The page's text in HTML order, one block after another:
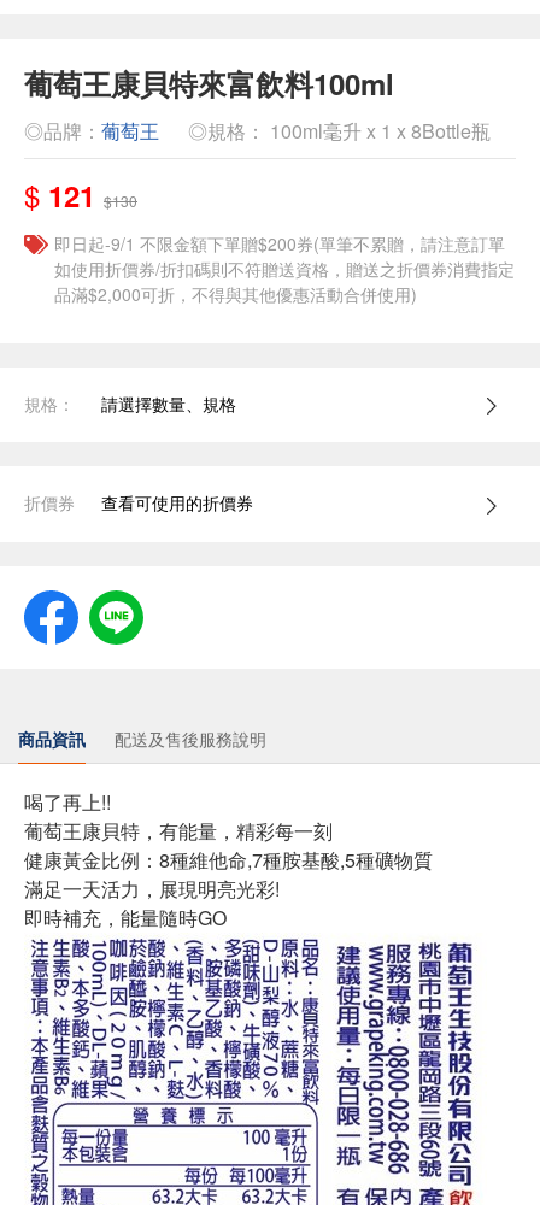
葡萄王康貝特來富飲料100ml
◎品牌： 葡萄王 ◎規格： 100ml毫升 x 1 x 8Bottle瓶
$ 121 $130
即日起-9/1 不限金額下單贈$200券(單筆不累贈，請注意訂單
如使用折價券/折扣碼則不符贈送資格，贈送之折價券消費指定
品滿$2,000可折，不得與其他優惠活動合併使用)
規格： 請選擇數量、規格
折價券 查看可使用的折價券
商品資訊 配送及售後服務說明
喝了再上!!
葡萄王康貝特，有能量，精彩每一刻
健康黃金比例：8種維他命,7種胺基酸,5種礦物質
滿足一天活力，展現明亮光彩!
即時補充，能量隨時GO